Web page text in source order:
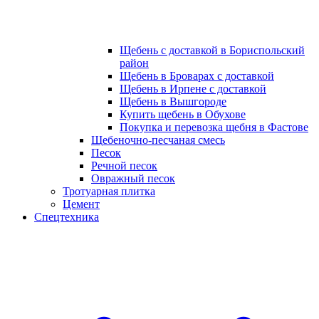
Щебень с доставкой в Бориспольский
район
Щебень в Броварах с доставкой
Щебень в Ирпене с доставкой
Щебень в Вышгороде
Купить щебень в Обухове
Покупка и перевозка щебня в Фастове
Щебеночно-песчаная смесь
Песок
Речной песок
Овражный песок
Тротуарная плитка
Цемент
Спецтехника